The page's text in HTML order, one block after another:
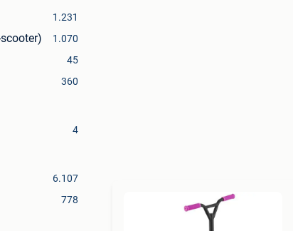
1.231
1.070
45
360
4
6.107
778